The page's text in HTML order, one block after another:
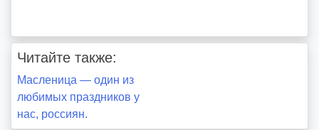
Читайте также:
Навигация
по
Масленица — один из
любимых праздников у
нас, россиян.